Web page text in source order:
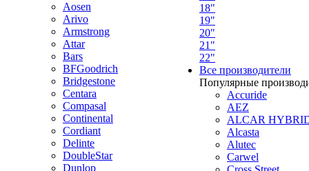
Aosen
Arivo
Armstrong
Attar
Bars
BFGoodrich
Bridgestone
Centara
Compasal
Continental
Cordiant
Delinte
DoubleStar
Dunlop
18"
19"
20"
21"
22"
Все производители
Популярные
Accuride
AEZ
ALCAR
Alcasta
Alutec
Carwel